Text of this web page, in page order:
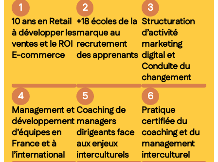
1
10 ans en Retail
à développer les
ventes et le ROI
E-commerce
2
+18 écoles de la
marque au
recrutement
des apprenants
3
Structuration
d’activité
marketing
digital et
Conduite du
changement
4
Management et
développement
d’équipes en
France et à
l’international
5
Coaching de
managers
dirigeants face
aux enjeux
interculturels
6
Pratique
certifiée du
coaching et du
management
interculturel